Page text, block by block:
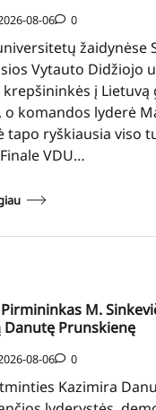
08-06 0
žaidynėse
Vytauto Didžiojo
krepšininkės į
o komandos lyderė
tapo ryškiausia viso
VDU…
M.
Danutę Prunskienę
08-06 0
Kazimira